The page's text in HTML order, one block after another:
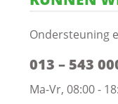
Ondersteuning
013 – 543
Ma-Vr, 08:00 -